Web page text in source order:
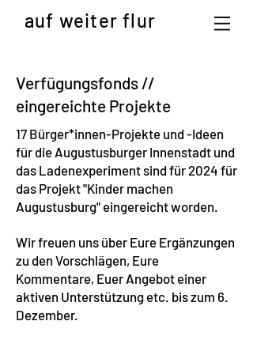
auf weiter flur
Verfügungsfonds //
eingereichte Projekte
17 Bürger*innen-Projekte und -Ideen
für die Augustusburger Innenstadt und
das Ladenexperiment sind für 2024 für
das Projekt "Kinder machen
Augustusburg" eingereicht worden.
Wir freuen uns über Eure Ergänzungen
zu den Vorschlägen, Eure
Kommentare, Euer Angebot einer
aktiven Unterstützung etc. bis zum 6.
Dezember.